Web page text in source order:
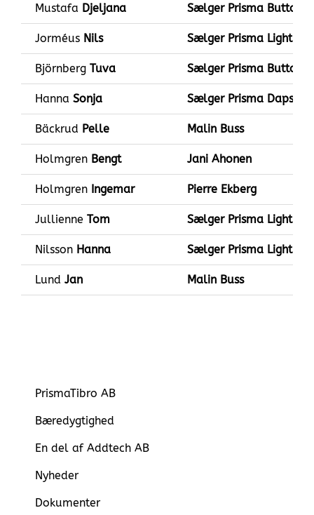
Mustafa Djeljana Sælger Prisma Button
Jorméus Nils Sælger Prisma Light
Björnberg Tuva Sælger Prisma Button
Hanna Sonja Sælger Prisma Daps
Bäckrud Pelle Malin Buss
Holmgren Bengt Jani Ahonen
Holmgren Ingemar Pierre Ekberg
Jullienne Tom Sælger Prisma Light
Nilsson Hanna Sælger Prisma Light
Lund Jan Malin Buss
PrismaTibro AB
Bæredygtighed
En del af Addtech AB
Nyheder
Dokumenter